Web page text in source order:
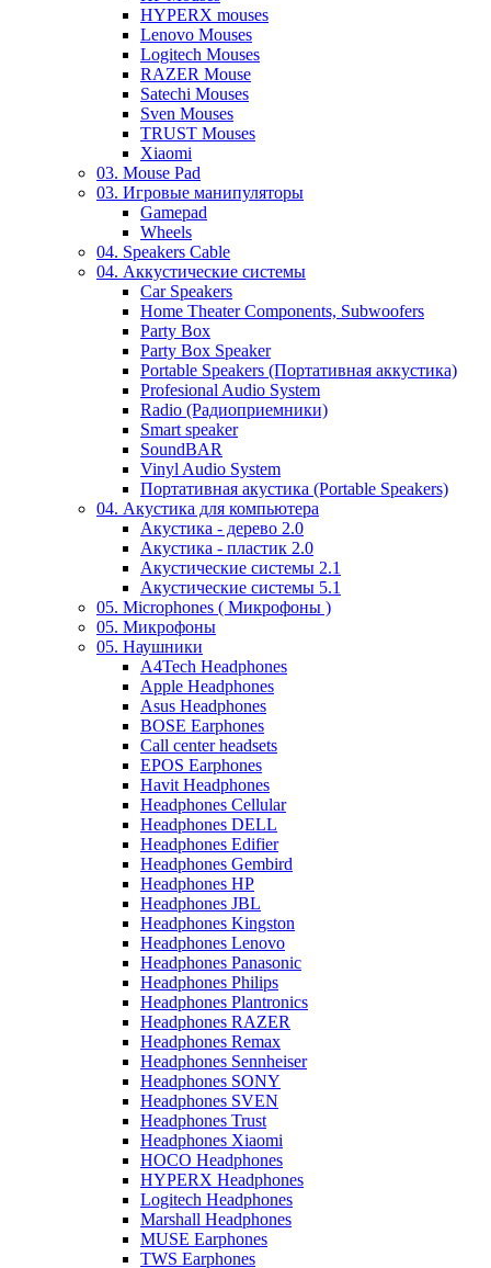
HYPERX mouses
Lenovo Mouses
Logitech Mouses
RAZER Mouse
Satechi Mouses
Sven Mouses
TRUST Mouses
Xiaomi
03. Mouse Pad
03. Игровые манипуляторы
Gamepad
Wheels
04. Speakers Cable
04. Аккустические системы
Car Speakers
Home Theater Components, Subwoofers
Party Box
Party Box Speaker
Portable Speakers (Портативная аккустика)
Profesional Audio System
Radio (Радиоприемники)
Smart speaker
SoundBAR
Vinyl Audio System
Портативная акустика (Portable Speakers)
04. Акустика для компьютера
Акустика - дерево 2.0
Акустика - пластик 2.0
Акустические системы 2.1
Акустические системы 5.1
05. Microphones ( Микрофоны )
05. Микрофоны
05. Наушники
A4Tech Headphones
Apple Headphones
Asus Headphones
BOSE Earphones
Call center headsets
EPOS Earphones
Havit Headphones
Headphones Cellular
Headphones DELL
Headphones Edifier
Headphones Gembird
Headphones HP
Headphones JBL
Headphones Kingston
Headphones Lenovo
Headphones Panasonic
Headphones Philips
Headphones Plantronics
Headphones RAZER
Headphones Remax
Headphones Sennheiser
Headphones SONY
Headphones SVEN
Headphones Trust
Headphones Xiaomi
HOCO Headphones
HYPERX Headphones
Logitech Headphones
Marshall Headphones
MUSE Earphones
TWS Earphones